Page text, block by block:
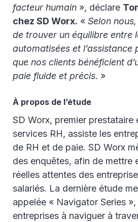
facteur humain », déclare
chez SD Worx. « Selon
de trouver un équilibre entre
automatisées et l’assistance
que nos clients bénéficient
paie fluide et précis. »
À propos de l’étude
SD Worx, premier prestataire
services RH, assiste les
de RH et de paie. SD Worx
des enquêtes, afin de mettre
réelles attentes des
salariés. La dernière étude
appelée « Navigator Series
entreprises à naviguer à